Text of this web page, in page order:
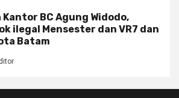
Kantor BC Agung Widodo,
ilegal Mensester dan VR7 dan
Batam